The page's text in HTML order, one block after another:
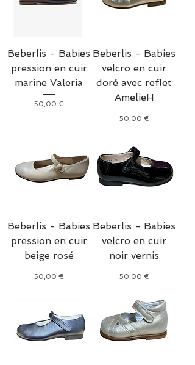
Beberlis - Babies
pression en cuir
marine Valeria
Prix
50,00 €
Beberlis - Babies
velcro en cuir
doré avec reflet
AmelieH
Prix
50,00 €
Beberlis - Babies
pression en cuir
beige rosé
Prix
50,00 €
Beberlis - Babies
velcro en cuir
noir vernis
Prix
50,00 €